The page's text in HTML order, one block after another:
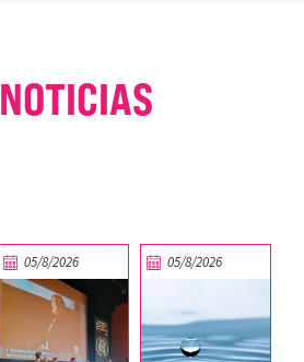
NOTICIAS
05/8/2026 05/8/2026